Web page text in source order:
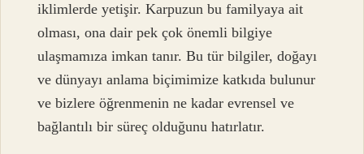
iklimlerde yetişir. Karpuzun bu familyaya ait
olması, ona dair pek çok önemli bilgiye
ulaşmamıza imkan tanır. Bu tür bilgiler, doğayı
ve dünyayı anlama biçimimize katkıda bulunur
ve bizlere öğrenmenin ne kadar evrensel ve
bağlantılı bir süreç olduğunu hatırlatır.